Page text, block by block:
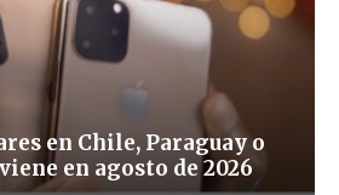
en Chile, Paraguay o
en agosto de 2026